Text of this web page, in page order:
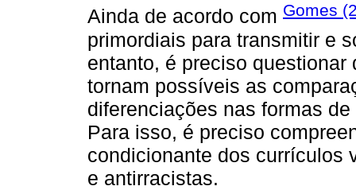
Ainda de acordo com Gomes
primordiais para transmitir e
entanto, é preciso
tornam possíveis as
diferenciações nas formas
Para isso, é preciso
condicionante dos currículos
e antirracistas.